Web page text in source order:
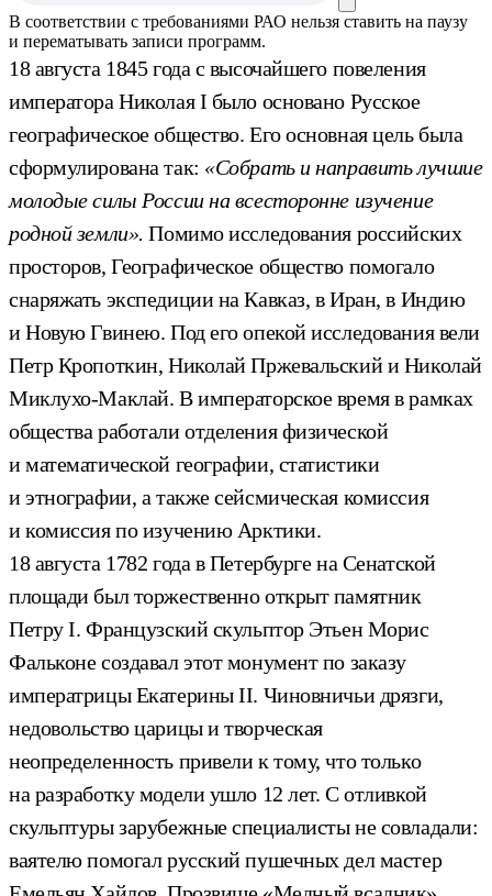
В соответствии с требованиями РАО нельзя ставить на паузу
и перематывать записи программ.
18 августа 1845 года с высочайшего повеления
императора Николая I было основано Русское
географическое общество. Его основная цель была
сформулирована так: «Собрать и направить лучшие
молодые силы России на всесторонне изучение
родной земли». Помимо исследования российских
просторов, Географическое общество помогало
снаряжать экспедиции на Кавказ, в Иран, в Индию
и Новую Гвинею. Под его опекой исследования вели
Петр Кропоткин, Николай Пржевальский и Николай
Миклухо-Маклай. В императорское время в рамках
общества работали отделения физической
и математической географии, статистики
и этнографии, а также сейсмическая комиссия
и комиссия по изучению Арктики.
18 августа 1782 года в Петербурге на Сенатской
площади был торжественно открыт памятник
Петру I. Французский скульптор Этьен Морис
Фальконе создавал этот монумент по заказу
императрицы Екатерины II. Чиновничьи дрязги,
недовольство царицы и творческая
неопределенность привели к тому, что только
на разработку модели ушло 12 лет. С отливкой
скульптуры зарубежные специалисты не совладали:
ваятелю помогал русский пушечных дел мастер